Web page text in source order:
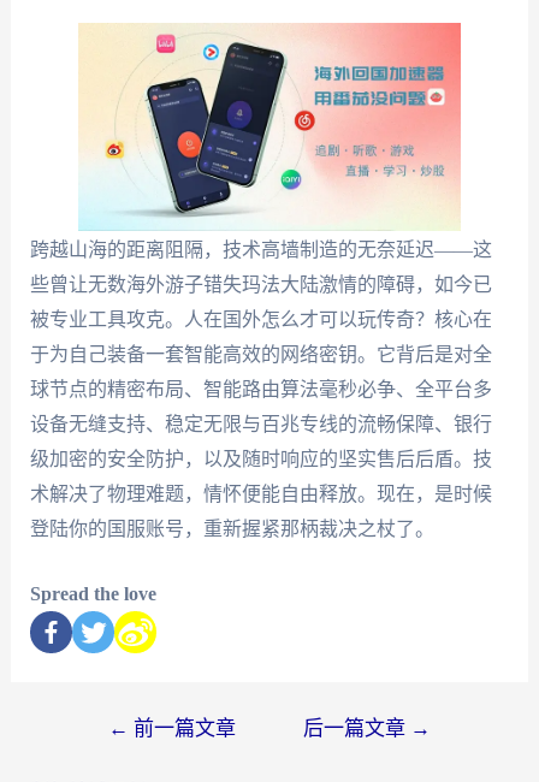
跨越山海的距离阻隔，技术高墙制造的无奈延迟——这
些曾让无数海外游子错失玛法大陆激情的障碍，如今已
被专业工具攻克。人在国外怎么才可以玩传奇？核心在
于为自己装备一套智能高效的网络密钥。它背后是对全
球节点的精密布局、智能路由算法毫秒必争、全平台多
设备无缝支持、稳定无限与百兆专线的流畅保障、银行
级加密的安全防护，以及随时响应的坚实售后后盾。技
术解决了物理难题，情怀便能自由释放。现在，是时候
登陆你的国服账号，重新握紧那柄裁决之杖了。
Spread the love
← 前一篇文章 后一篇文章 →